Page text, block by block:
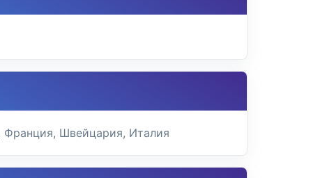
Франция, Швейцария, Италия